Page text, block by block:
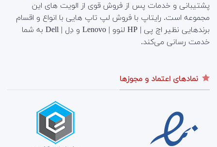
پشتیبانی و خدمات پس از فروش قوی از الویت های این
مجموعه است. رایتاپ با فروش لپ تاپ هایی با انواع و اقسام
برندهایی نظیر اچ پی | HP لنوو | Lenovo و دِل | Dell به شما
خدمت رسانی می‌کند.
نمادهای اعتماد و مجوزها